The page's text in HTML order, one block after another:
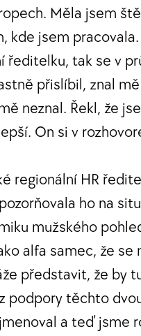
Měla jsem
kde jsem pracovala.
ředitelku, tak se v
přislíbil, znal mě
neznal. Řekl, že
On si v
regionální HR
ho na
mužského
alfa samec, že se
představit, že by
podpory těchto
a teď jsme